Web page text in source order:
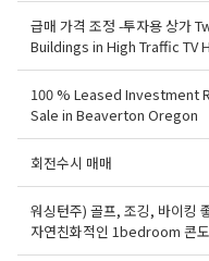
급매 가격 조정 -투자용 상가
Buildings in High Traffic TV
100 % Leased Investment
Sale in Beaverton Oregon
회전수시 매매
워싱턴주) 골프, 조깅, 바이킹
자연친화적인 1bedroom 콘